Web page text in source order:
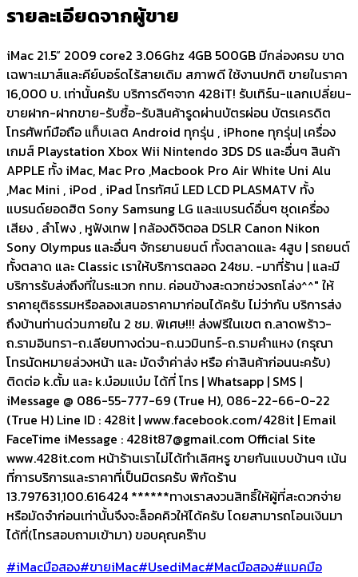
รายละเอียดจากผู้ขาย
iMac 21.5” 2009 core2 3.06Ghz 4GB 500GB มีกล่องครบ ขาด
เฉพาะเมาส์และคีย์บอร์ดไร้สายเดิม สภาพดี ใช้งานปกติ ขายในราคา
16,000 บ. เท่านั้นครับ บริการดีๆจาก 428iT! รับเทิร์น-แลกเปลี่ยน-
ขายฝาก-ฝากขาย-รับซื้อ-รับสินค้ารูดผ่านบัตรผ่อน บัตรเครดิต
โทรศัพท์มือถือ แท็บเลต Android ทุกรุ่น , iPhone ทุกรุ่น| เครื่อง
เกมส์ Playstation Xbox Wii Nintendo 3DS DS และอื่นๆ สินค้า
APPLE ทั้ง iMac, Mac Pro ,Macbook Pro Air White Uni Alu
,Mac Mini , iPod , iPad โทรทัศน์ LED LCD PLASMATV ทั้ง
แบรนด์ยอดฮิต Sony Samsung LG และแบรนด์อื่นๆ ชุดเครื่อง
เสียง , ลำโพง , หูฟังเทพ | กล้องดิจิตอล DSLR Canon Nikon
Sony Olympus และอื่นๆ จักรยานยนต์ ทั้งตลาดและ 4สูบ | รถยนต์
ทั้งตลาด และ Classic เราให้บริการตลอด 24ชม. -มาที่ร้าน | และมี
บริการรับส่งถึงที่ในระแวก กทม. ค่อนข้างสะดวกช่วงรถโล่ง^^" ให้
ราคายุติธรรมหรือลองเสนอราคามาก่อนได้ครับ ไม่ว่ากัน บริการส่ง
ถึงบ้านท่านด่วนภายใน 2 ชม. พิเศษ!!! ส่งฟรีในเขต ถ.ลาดพร้าว-
ถ.รามอินทรา-ถ.เลียบทางด่วน-ถ.นวมินทร์-ถ.รามคำแหง (กรุณา
โทรนัดหมายล่วงหน้า และ มัดจำค่าส่ง หรือ ค่าสินค้าก่อนนะครับ)
ติดต่อ k.ตั้ม และ k.บ๋อมแบ๋ม ได้ที่ โทร | Whatsapp | SMS |
iMessage @ 086-55-777-69 (True H), 086-22-66-0-22
(True H) Line ID : 428it | www.facebook.com/428it | Email
FaceTime iMessage : 428it87@gmail.com Official Site
www.428it.com หน้าร้านเราไม่ได้ทำเลิศหรู ขายกันแบบบ้านๆ เน้น
ที่การบริการและราคาที่เป็นมิตรครับ พิกัดร้าน
13.797631,100.616424 ******ทางเราสงวนสิทธิ์ให้ผู้ที่สะดวกจ่าย
หรือมัดจำก่อนเท่านั้นจึงจะล็อคคิวให้ได้ครับ โดยสามารถโอนเงินมา
ได้ที่(โทรสอบถามเข้ามา) ขอบคุณคร๊าบ
#iMacมือสอง#ขายiMac#UsediMac#Macมือสอง#แมคมือ